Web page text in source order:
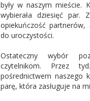
były w naszym mieście.
wybierała dziesięć par.
opiekuńczość
do uroczystości.
Ostateczny wybór
czytelnikom. Przez
pośrednictwem naszego
parę, która zasługuje na